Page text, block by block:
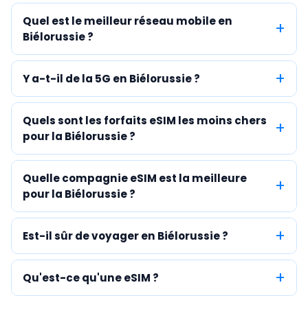
Quel est le meilleur réseau mobile en
Biélorussie ?
Y a-t-il de la 5G en Biélorussie ?
Quels sont les forfaits eSIM les moins chers
pour la Biélorussie ?
Quelle compagnie eSIM est la meilleure
pour la Biélorussie ?
Est-il sûr de voyager en Biélorussie ?
Qu'est-ce qu'une eSIM ?